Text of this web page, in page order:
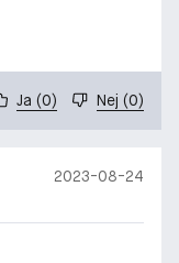
Ja (0) Nej (0)
2023-08-24